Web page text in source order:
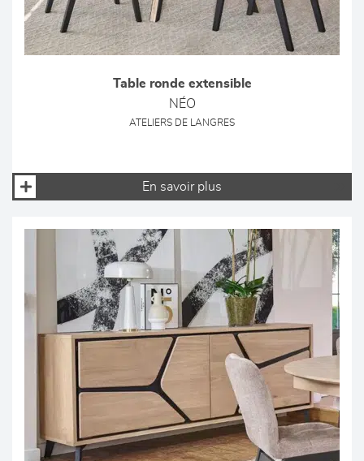
Table ronde extensible
NÉO
ATELIERS DE LANGRES
En savoir plus